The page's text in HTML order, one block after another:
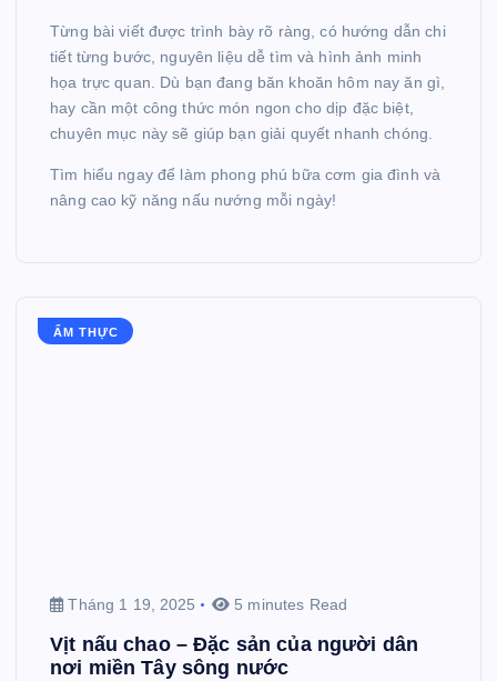
Từng bài viết được trình bày rõ ràng, có hướng dẫn chi
tiết từng bước, nguyên liệu dễ tìm và hình ảnh minh
họa trực quan. Dù bạn đang băn khoăn hôm nay ăn gì,
hay cần một công thức món ngon cho dịp đặc biệt,
chuyên mục này sẽ giúp bạn giải quyết nhanh chóng.
Tìm hiểu ngay để làm phong phú bữa cơm gia đình và
nâng cao kỹ năng nấu nướng mỗi ngày!
ẨM THỰC
Tháng 1 19, 2025 5 minutes Read
Vịt nấu chao – Đặc sản của người dân
nơi miền Tây sông nước